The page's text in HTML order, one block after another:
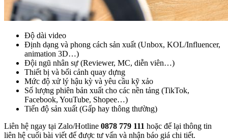
Độ dài video
Định dạng và phong cách sản xuất (Unbox, KOL/Influencer,
animation 3D…)
Đội ngũ nhân sự (Reviewer, MC, diễn viên…)
Thiết bị và bối cảnh quay dựng
Mức độ xử lý hậu kỳ và yêu cầu kỹ xảo
Số lượng phiên bản xuất cho các nền tảng (TikTok,
Facebook, YouTube, Shopee…)
Tiến độ sản xuất (Gấp hay thông thường)
Liên hệ ngay tại Zalo/Hotline 0878 779 111 hoặc để lại thông tin
liên hệ cuối bài viết để được tư vấn và nhận báo giá chi tiết.